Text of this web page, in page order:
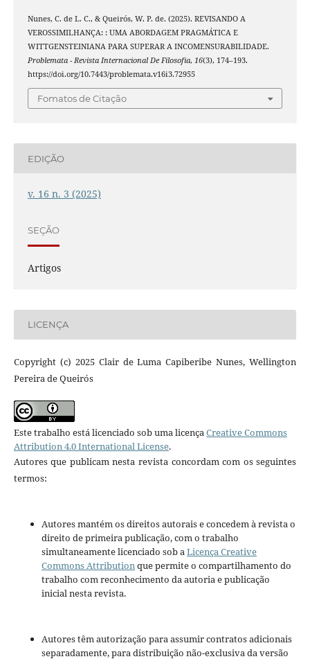
Nunes, C. de L. C., & Queirós, W. P. de. (2025). REVISANDO A
VEROSSIMILHANÇA: : UMA ABORDAGEM PRAGMÁTICA E
WITTGENSTEINIANA PARA SUPERAR A INCOMENSURABILIDADE.
Problemata - Revista Internacional De Filosofia, 16(3), 174–193.
https://doi.org/10.7443/problemata.v16i3.72955
Fomatos de Citação
EDIÇÃO
v. 16 n. 3 (2025)
SEÇÃO
Artigos
LICENÇA
Copyright (c) 2025 Clair de Luma Capiberibe Nunes, Wellington
Pereira de Queirós
Este trabalho está licenciado sob uma licença Creative Commons
Attribution 4.0 International License.
Autores que publicam nesta revista concordam com os seguintes
termos:
Autores mantém os direitos autorais e concedem à revista o
direito de primeira publicação, com o trabalho
simultaneamente licenciado sob a Licença Creative
Commons Attribution que permite o compartilhamento do
trabalho com reconhecimento da autoria e publicação
inicial nesta revista.
Autores têm autorização para assumir contratos adicionais
separadamente, para distribuição não-exclusiva da versão